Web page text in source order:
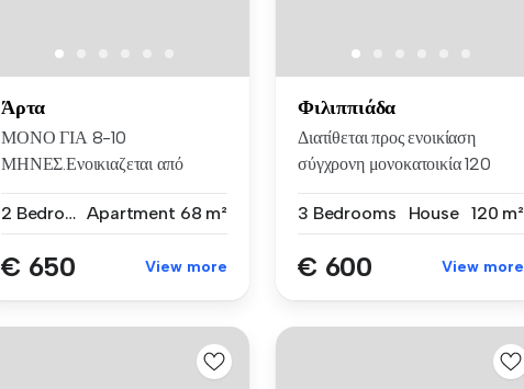
Άρτα
ΜΟΝΟ ΓΙΑ 8-10
ΜΗΝΕΣ.Ενοικιαζεται από
2 Bedrooms Apartment 68 m²
€ 650 View more
Φιλιππιάδα
Διατίθεται προς ενοικίαση
σύγχρονη μονοκατοικία 120
3 Bedrooms
House 120 m²
€ 600 View more